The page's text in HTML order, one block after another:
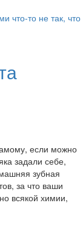
что-то не так, что
если можно
задали себе,
зубная
за что ваши
всякой химии,